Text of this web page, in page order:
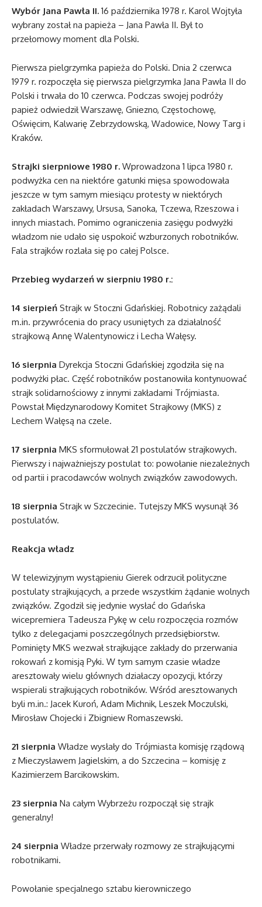
Wybór Jana Pawła II. 16 października 1978 r. Karol Wojtyła
wybrany został na papieża – Jana Pawła II. Był to
przełomowy moment dla Polski.
Pierwsza pielgrzymka papieża do Polski. Dnia 2 czerwca
1979 r. rozpoczęła się pierwsza pielgrzymka Jana Pawła II do
Polski i trwała do 10 czerwca. Podczas swojej podróży
papież odwiedził Warszawę, Gniezno, Częstochowę,
Oświęcim, Kalwarię Zebrzydowską, Wadowice, Nowy Targ i
Kraków.
Strajki sierpniowe 1980 r. Wprowadzona 1 lipca 1980 r.
podwyżka cen na niektóre gatunki mięsa spowodowała
jeszcze w tym samym miesiącu protesty w niektórych
zakładach Warszawy, Ursusa, Sanoka, Tczewa, Rzeszowa i
innych miastach. Pomimo ograniczenia zasięgu podwyżki
władzom nie udało się uspokoić wzburzonych robotników.
Fala strajków rozlała się po całej Polsce.
Przebieg wydarzeń w sierpniu 1980 r.:
14 sierpień Strajk w Stoczni Gdańskiej. Robotnicy zażądali
m.in. przywrócenia do pracy usuniętych za działalność
strajkową Annę Walentynowicz i Lecha Wałęsy.
16 sierpnia Dyrekcja Stoczni Gdańskiej zgodziła się na
podwyżki płac. Część robotników postanowiła kontynuować
strajk solidarnościowy z innymi zakładami Trójmiasta.
Powstał Międzynarodowy Komitet Strajkowy (MKS) z
Lechem Wałęsą na czele.
17 sierpnia MKS sformułował 21 postulatów strajkowych.
Pierwszy i najważniejszy postulat to: powołanie niezależnych
od partii i pracodawców wolnych związków zawodowych.
18 sierpnia Strajk w Szczecinie. Tutejszy MKS wysunął 36
postulatów.
Reakcja władz
W telewizyjnym wystąpieniu Gierek odrzucił polityczne
postulaty strajkujących, a przede wszystkim żądanie wolnych
związków. Zgodził się jedynie wysłać do Gdańska
wicepremiera Tadeusza Pykę w celu rozpoczęcia rozmów
tylko z delegacjami poszczególnych przedsiębiorstw.
Pominięty MKS wezwał strajkujące zakłady do przerwania
rokowań z komisją Pyki. W tym samym czasie władze
aresztowały wielu głównych działaczy opozycji, którzy
wspierali strajkujących robotników. Wśród aresztowanych
byli m.in.: Jacek Kuroń, Adam Michnik, Leszek Moczulski,
Mirosław Chojecki i Zbigniew Romaszewski.
21 sierpnia Władze wysłały do Trójmiasta komisję rządową
z Mieczysławem Jagielskim, a do Szczecina – komisję z
Kazimierzem Barcikowskim.
23 sierpnia Na całym Wybrzeżu rozpoczął się strajk
generalny!
24 sierpnia Władze przerwały rozmowy ze strajkującymi
robotnikami.
Powołanie specjalnego sztabu kierowniczego